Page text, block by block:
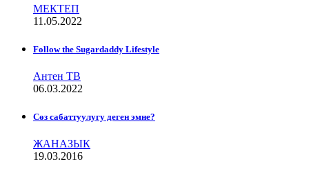
МЕКТЕП
11.05.2022
Follow the Sugardaddy Lifestyle
Антен ТВ
06.03.2022
Сѳз сабаттуулугу деген эмне?
ЖАНАЗЫК
19.03.2016